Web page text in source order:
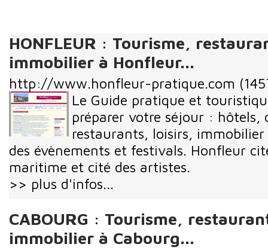
HONFLEUR : Tourisme,
immobilier à Honfleur...
http://www.honfleur-pratique.com
Le Guide pratique et
préparer votre séjour : hôtels,
restaurants, loisirs,
des évènements et festivals. Honfleur
maritime et cité des artistes.
>> plus d'infos...
CABOURG : Tourisme,
immobilier à Cabourg...